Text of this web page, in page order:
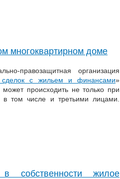
многоквартирном доме
правозащитная организация
сделок с жильем и финансами»
может происходить не только при
том числе и третьими лицами.
собственности жилое